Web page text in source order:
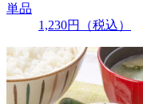
単品
1,230円 （税込）